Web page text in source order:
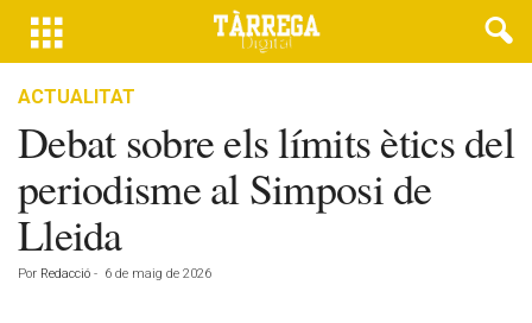
ACTUALITAT
Debat sobre els límits ètics del
periodisme al Simposi de
Lleida
Por Redacció - 6 de maig de 2026